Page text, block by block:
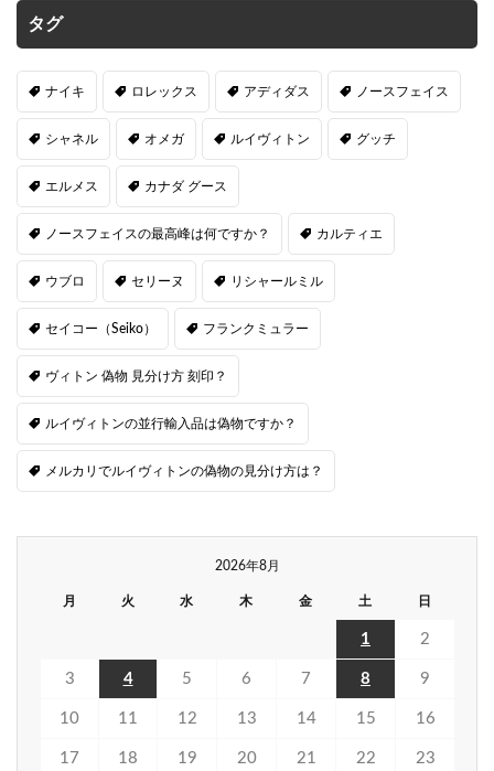
タグ
ナイキ ロレックス アディダス ノースフェイス
シャネル オメガ ルイヴィトン グッチ
エルメス カナダ グース
ノースフェイスの最高峰は何ですか？ カルティエ
ウブロ セリーヌ リシャールミル
セイコー（Seiko） フランクミュラー
ヴィトン 偽物 見分け方 刻印？
ルイヴィトンの並行輸入品は偽物ですか？
メルカリでルイヴィトンの偽物の見分け方は？
2026年8月
月 火 水 木 金 土 日
1 2
3 4 5 6 7 8 9
10 11 12 13 14 15 16
17 18 19 20 21 22 23